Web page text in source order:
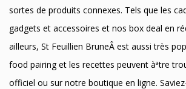
sortes de produits connexes. Tels que les
gadgets et accessoires et nos box deal en
ailleurs, St Feuillien BruneÂ est aussi très
food pairing et les recettes peuvent àªtre
officiel ou sur notre boutique en ligne.